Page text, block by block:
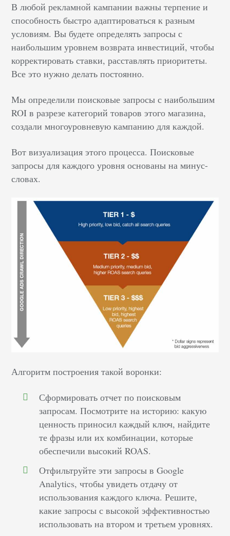
В любой рекламной кампании важны терпение и
способность быстро адаптироваться к разным
условиям. Вы будете определять запросы с
наибольшим уровнем возврата инвестиций, чтобы
корректировать ставки, расставлять приоритеты.
Все это нужно делать постоянно.
Мы определили поисковые запросы с наибольшим
ROI в разрезе категорий товаров этого магазина,
создали многоуровневую кампанию для каждой.
Вот визуализация этого процесса. Поисковые
запросы для каждого уровня основаны на минус-
словах.
Алгоритм построения такой воронки:
Сформировать отчет по поисковым
запросам. Посмотрите на историю: какую
ценность приносил каждый ключ, найдите
те фразы или их комбинации, которые
обеспечили высокий ROAS.
Отфильтруйте эти запросы в Google
Analytics, чтобы увидеть отдачу от
использования каждого ключа. Решите,
какие запросы с высокой эффективностью
использовать на втором и третьем уровнях.